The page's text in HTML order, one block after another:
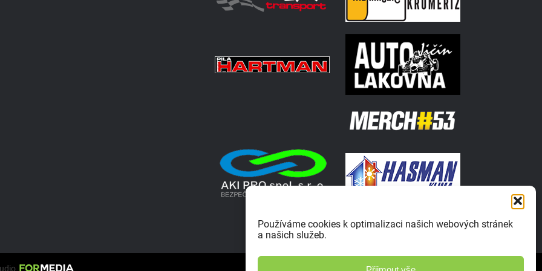
Používáme cookies k optimalizaci našich webových stránek
a našich služeb.
Zásady ochrany osobních údajů